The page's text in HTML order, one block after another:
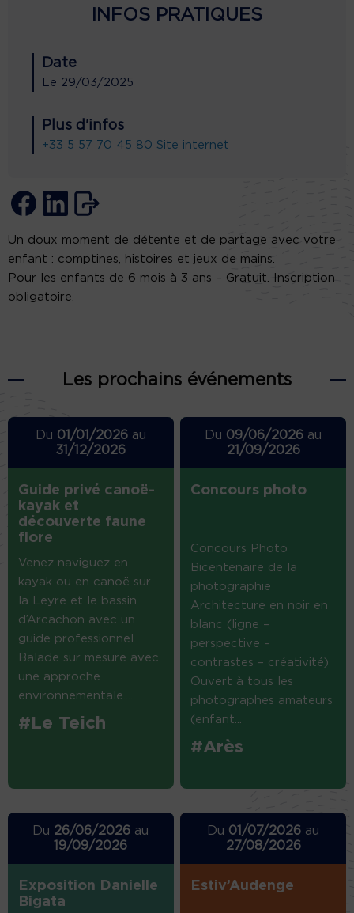
INFOS PRATIQUES
Date
Le 29/03/2025
Plus d'infos
+33 5 57 70 45 80 Site internet
Un doux moment de détente et de partage avec votre
enfant : comptines, histoires et jeux de mains.
Pour les enfants de 6 mois à 3 ans – Gratuit. Inscription
obligatoire.
Les prochains événements
Du 01/01/2026au
31/12/2026
Guide privé canoë-
kayak et
découverte faune
flore
Venez naviguez en
kayak ou en canoë sur
la Leyre et le bassin
d’Arcachon avec un
guide professionnel.
Balade sur mesure avec
une approche
environnementale....
#Le Teich
Du 09/06/2026 au
21/09/2026
Concours photo
Concours Photo
Bicentenaire de la
photographie
Architecture en noir en
blanc (ligne –
perspective –
contrastes – créativité)
Ouvert à tous les
photographes amateurs
(enfant...
#Arès
Du 26/06/2026 au
19/09/2026
Exposition Danielle
Bigata
Du 01/07/2026 au
27/08/2026
Estiv’Audenge